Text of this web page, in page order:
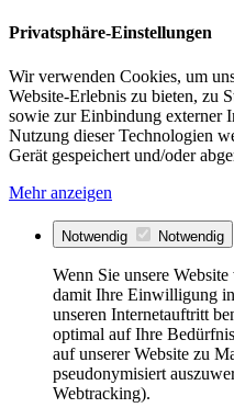
Privatsphäre-Einstellungen
Wir verwenden Cookies, um
Website-Erlebnis zu bieten, zu
sowie zur Einbindung externer
Nutzung dieser Technologien
Gerät gespeichert und/oder
Mehr anzeigen
Notwendig Notwendig
Wenn Sie unsere
damit Ihre Einwilligung
unseren Internetauftritt
optimal auf Ihre
auf unserer Website zu
pseudonymisiert
Webtracking).